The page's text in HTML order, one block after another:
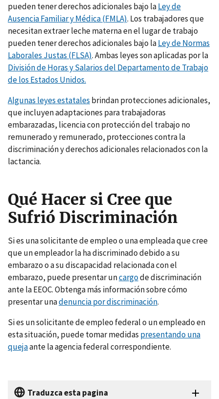
pueden tener derechos adicionales bajo laLey de
Ausencia Familiar y Médica (FMLA). Los trabajadores que
necesitan extraer leche materna en el lugar de trabajo
pueden tener derechos adicionales bajo laLey de Normas
Laborales Justas (FLSA). Ambas leyes son aplicadas por la
División de Horas y Salarios del Departamento de Trabajo
de los Estados Unidos.
Algunas leyes estatales brindan protecciones adicionales,
que incluyen adaptaciones para trabajadoras
embarazadas, licencia con protección del trabajo no
remunerado y remunerado, protecciones contra la
discriminación y derechos adicionales relacionados con la
lactancia.
Qué Hacer si Cree que
Sufrió Discriminación
Si es una solicitante de empleo o una empleada que cree
que un empleador la ha discriminado debido a su
embarazo o a su discapacidad relacionada con el
embarazo, puede presentar uncargode discriminación
ante la EEOC. Obtenga más información sobre cómo
presentar unadenuncia por discriminación.
Si es un solicitante de empleo federal o un empleado en
esta situación, puede tomar medidas presentando una
quejaante la agencia federal correspondiente.
Traduzca esta pagina